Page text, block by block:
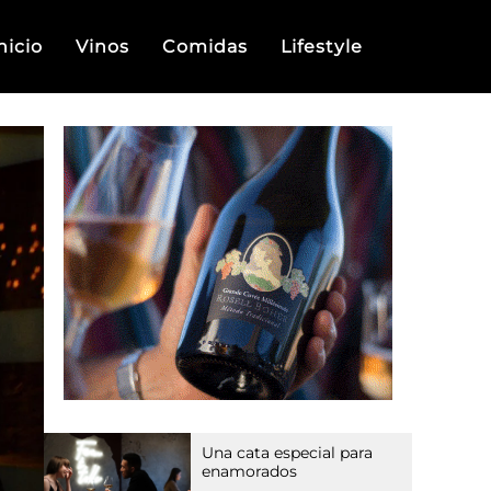
Vinos Comidas Lifestyle
Una cata especial para
enamorados